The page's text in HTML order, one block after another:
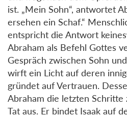
ist. „Mein Sohn“, antwortet
ersehen ein Schaf.“
entspricht die Antwort
Abraham als Befehl Gottes
Gespräch zwischen Sohn
wirft ein Licht auf deren
gründet auf Vertrauen.
Abraham die letzten
Tat aus. Er bindet Isaak auf